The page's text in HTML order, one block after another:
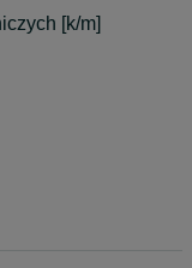
[k/m]